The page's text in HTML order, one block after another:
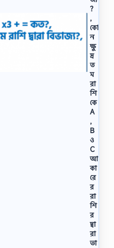
?
,
কো
ন
ক্ষু
দ্র
ত
ম
রা
শি
কে
A
,
B
ও
C
আ
কা
রে
র
রা
শি
র
দ্বা
রা
ভা